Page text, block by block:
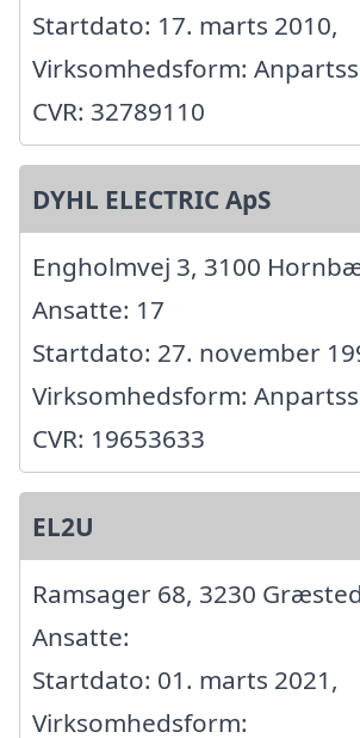
Startdato: 17. marts 2010,
Virksomhedsform:
CVR: 32789110
DYHL ELECTRIC ApS
Engholmvej 3, 3100
Ansatte: 17
Startdato: 27. november
Virksomhedsform:
CVR: 19653633
EL2U
Ramsager 68, 3230 Græsted
Ansatte:
Startdato: 01. marts 2021,
Virksomhedsform: